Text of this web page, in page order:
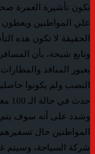
تكون تأشيرة العمرة
علي المواطنين ويعطون
الحقيقة لا تكون هذه
وتابع شيحة، بأن
بعبور المنافذ
النصب ولم يكونوا
حدث في حالة الـ 100 معتمر الذين عادوا من مطار القاهرة أمس.
وشدد على أنه سوف
المواطنين حال
شركة السياحة، وسيتم